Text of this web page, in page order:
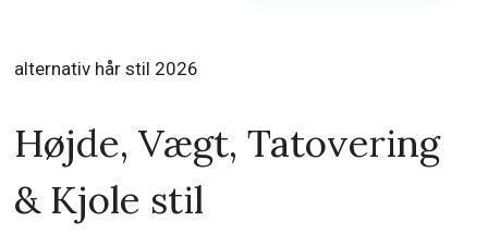
alternativ hår stil 2026
Højde, Vægt, Tatovering
& Kjole stil